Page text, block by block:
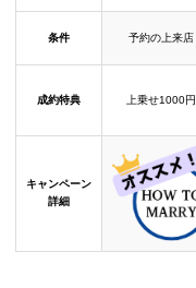
条件 予約の上来店
成約特典 上乗せ1000円
キャンペーン
詳細